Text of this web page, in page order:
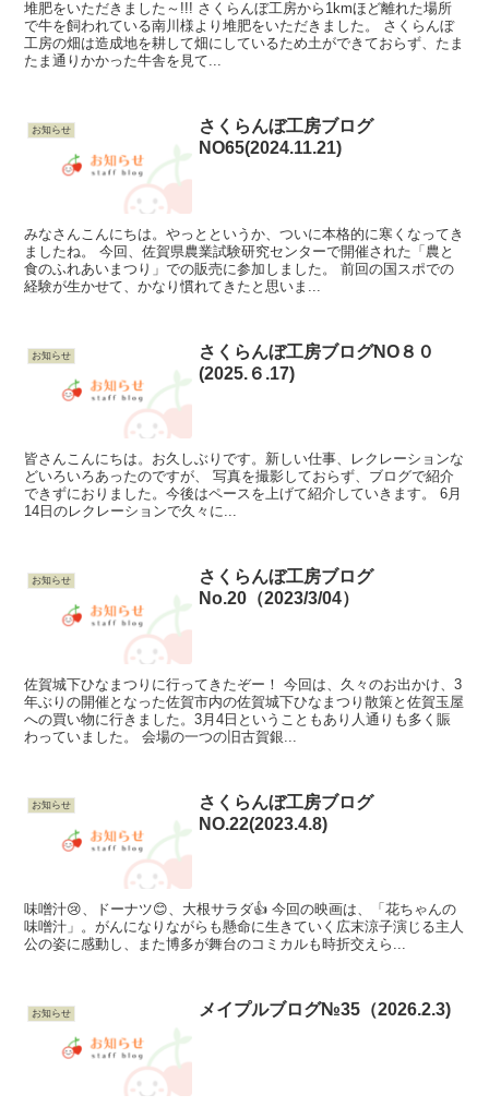
堆肥をいただきました～!!! さくらんぼ工房から1kmほど離れた場所
で牛を飼われている南川様より堆肥をいただきました。 さくらんぼ
工房の畑は造成地を耕して畑にしているため土ができておらず、たま
たま通りかかった牛舎を見て...
お知らせ
さくらんぼ工房ブログ
NO65(2024.11.21)
みなさんこんにちは。やっとというか、ついに本格的に寒くなってき
ましたね。 今回、佐賀県農業試験研究センターで開催された「農と
食のふれあいまつり」での販売に参加しました。 前回の国スポでの
経験が生かせて、かなり慣れてきたと思いま...
お知らせ
さくらんぼ工房ブログNO８０
(2025.６.17)
皆さんこんにちは。お久しぶりです。新しい仕事、レクレーションな
どいろいろあったのですが、 写真を撮影しておらず、ブログで紹介
できずにおりました。今後はペースを上げて紹介していきます。 6月
14日のレクレーションで久々に...
お知らせ
さくらんぼ工房ブログ
No.20（2023/3/04）
佐賀城下ひなまつりに行ってきたぞー！ 今回は、久々のお出かけ、3
年ぶりの開催となった佐賀市内の佐賀城下ひなまつり散策と佐賀玉屋
への買い物に行きました。3月4日ということもあり人通りも多く賑
わっていました。 会場の一つの旧古賀銀...
お知らせ
さくらんぼ工房ブログ
NO.22(2023.4.8)
味噌汁😢、ドーナツ😊、大根サラダ👍 今回の映画は、「花ちゃんの
味噌汁」。がんになりながらも懸命に生きていく広末涼子演じる主人
公の姿に感動し、また博多が舞台のコミカルも時折交えら...
お知らせ メイプルブログ№35（2026.2.3)